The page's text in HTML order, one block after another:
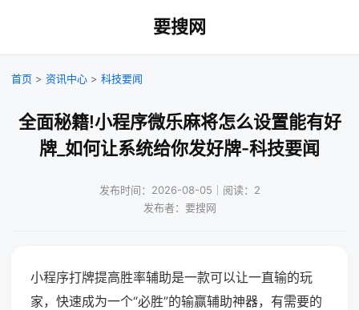
要搜网
首页 > 资讯中心 > 科技要闻
全面秘籍!小程序微乐麻将怎么设置能有好
牌_如何让系统给你发好牌-科技要闻
发布时间：2026-08-05｜阅读：2
发布者：要搜网
小程序打牌提高胜率辅助是一款可以让一直输的玩
家，快速成为一个“必胜”的输赢辅助神器，有需要的